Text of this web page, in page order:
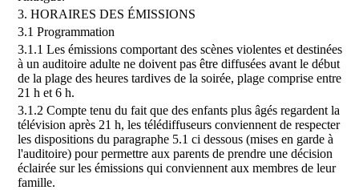
3. HORAIRES DES ÉMISSIONS
3.1 Programmation
3.1.1 Les émissions comportant des scènes violentes et destinées
à un auditoire adulte ne doivent pas être diffusées avant le début
de la plage des heures tardives de la soirée, plage comprise entre
21 h et 6 h.
3.1.2 Compte tenu du fait que des enfants plus âgés regardent la
télévision après 21 h, les télédiffuseurs conviennent de respecter
les dispositions du paragraphe 5.1 ci dessous (mises en garde à
l'auditoire) pour permettre aux parents de prendre une décision
éclairée sur les émissions qui conviennent aux membres de leur
famille.